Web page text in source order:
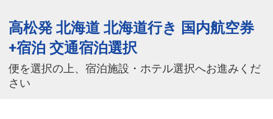
高松発 北海道 北海道行き 国内航空券
+宿泊 交通宿泊選択
便を選択の上、宿泊施設・ホテル選択へお進みくだ
さい